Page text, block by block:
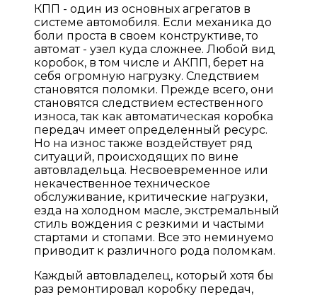
КПП - один из основных агрегатов в
системе автомобиля. Если механика до
боли проста в своем конструктиве, то
автомат - узел куда сложнее. Любой вид
коробок, в том числе и АКПП, берет на
себя огромную нагрузку. Следствием
становятся поломки. Прежде всего, они
становятся следствием естественного
износа, так как автоматическая коробка
передач имеет определенный ресурс.
Но на износ также воздействует ряд
ситуаций, происходящих по вине
автовладельца. Несвоевременное или
некачественное техническое
обслуживание, критические нагрузки,
езда на холодном масле, экстремальный
стиль вождения с резкими и частыми
стартами и стопами. Все это неминуемо
приводит к различного рода поломкам.
Каждый автовладелец, который хотя бы
раз ремонтировал коробку передач,